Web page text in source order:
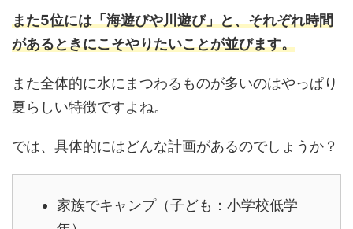
また5位には「海遊びや川遊び」と、それぞれ時間
があるときにこそやりたいことが並びます。
また全体的に水にまつわるものが多いのはやっぱり
夏らしい特徴ですよね。
では、具体的にはどんな計画があるのでしょうか？
家族でキャンプ（子ども：小学校低学